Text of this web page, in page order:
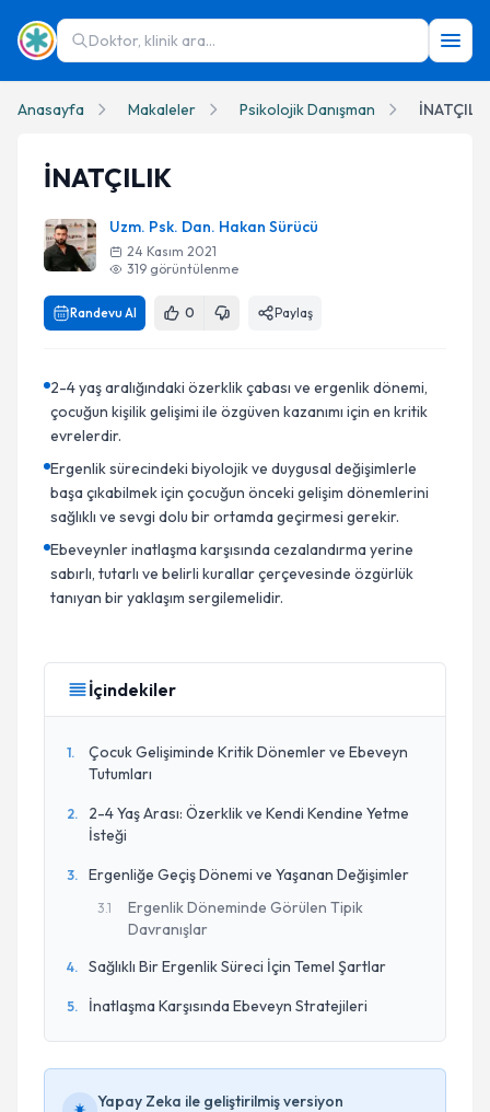
Doktor, klinik ara...
Anasayfa Makaleler Psikolojik Danışman İNATÇILIK
İNATÇILIK
Uzm. Psk. Dan. Hakan Sürücü
24 Kasım 2021
319 görüntülenme
Randevu Al 0 Paylaş
2-4 yaş aralığındaki özerklik çabası ve ergenlik dönemi,
çocuğun kişilik gelişimi ile özgüven kazanımı için en kritik
evrelerdir.
Ergenlik sürecindeki biyolojik ve duygusal değişimlerle
başa çıkabilmek için çocuğun önceki gelişim dönemlerini
sağlıklı ve sevgi dolu bir ortamda geçirmesi gerekir.
Ebeveynler inatlaşma karşısında cezalandırma yerine
sabırlı, tutarlı ve belirli kurallar çerçevesinde özgürlük
tanıyan bir yaklaşım sergilemelidir.
İçindekiler
1.
Çocuk Gelişiminde Kritik Dönemler ve Ebeveyn
Tutumları
2.
2-4 Yaş Arası: Özerklik ve Kendi Kendine Yetme
İsteği
3. Ergenliğe Geçiş Dönemi ve Yaşanan Değişimler
3.1
Ergenlik Döneminde Görülen Tipik
Davranışlar
4. Sağlıklı Bir Ergenlik Süreci İçin Temel Şartlar
5. İnatlaşma Karşısında Ebeveyn Stratejileri
Yapay Zeka ile geliştirilmiş versiyon